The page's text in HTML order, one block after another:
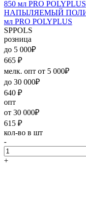
НАПЫЛЯЕМЫЙ
мл PRO POLYPLUS
SPPOLS
розница
до 5 000₽
665 ₽
мелк. опт от 5 000₽
до 30 000₽
640 ₽
опт
от 30 000₽
615 ₽
кол-во в шт
-
+